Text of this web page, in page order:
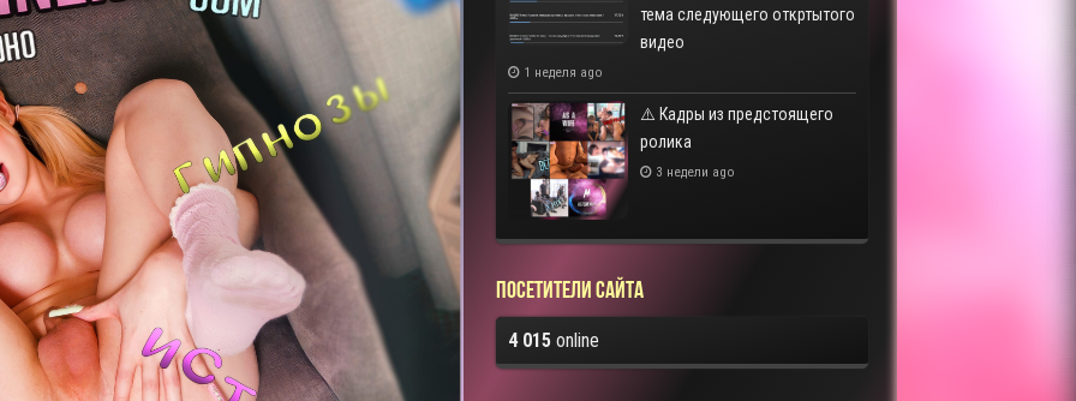
тема следующего откртытого
видео
1 неделя ago
⚠️ Кадры из предстоящего
ролика
3 недели ago
Посетители сайта
4 015online